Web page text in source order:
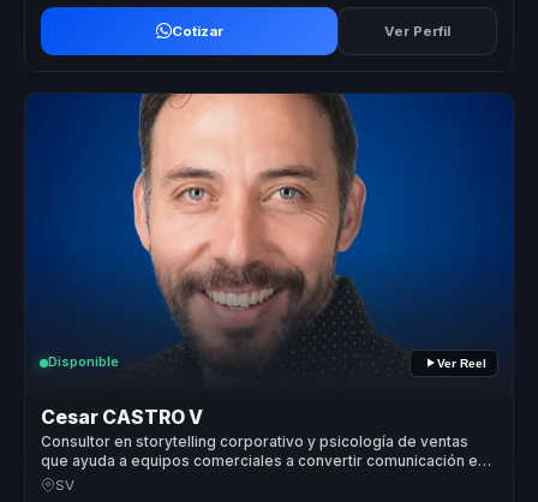
Cotizar Ver Perfil
Disponible Ver Reel
Cesar CASTRO V
Consultor en storytelling corporativo y psicología de ventas
que ayuda a equipos comerciales a convertir comunicación en
influencia, recordación y conversión.
SV